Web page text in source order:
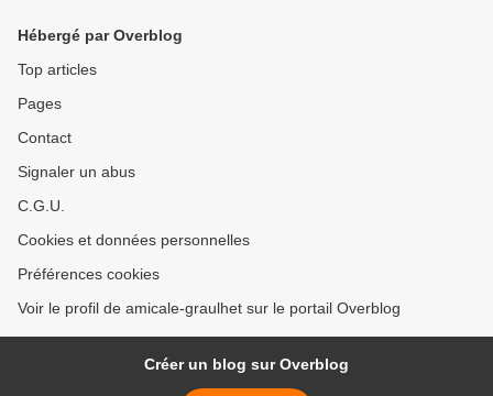
Hébergé par Overblog
Top articles
Pages
Contact
Signaler un abus
C.G.U.
Cookies et données personnelles
Préférences cookies
Voir le profil de amicale-graulhet sur le portail Overblog
Créer un blog sur Overblog